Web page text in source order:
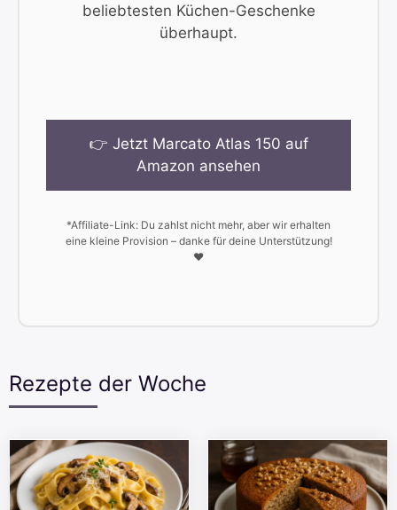
beliebtesten Küchen-Geschenke
überhaupt.
👉 Jetzt Marcato Atlas 150 auf
Amazon ansehen
*Affiliate-Link: Du zahlst nicht mehr, aber wir erhalten
eine kleine Provision – danke für deine Unterstützung!
❤️
Rezepte der Woche